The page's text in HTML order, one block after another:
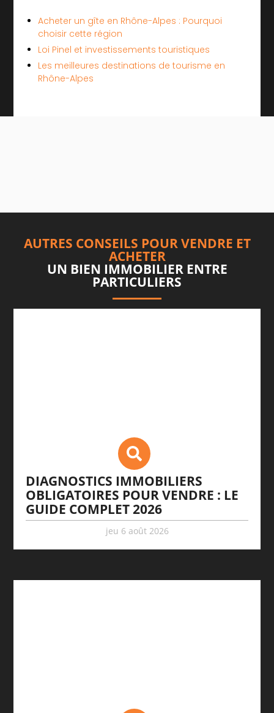
Acheter un gîte en Rhône-Alpes : Pourquoi
choisir cette région
Loi Pinel et investissements touristiques
Les meilleures destinations de tourisme en
Rhône-Alpes
AUTRES CONSEILS POUR VENDRE ET
ACHETER
UN BIEN IMMOBILIER ENTRE
PARTICULIERS
DIAGNOSTICS IMMOBILIERS
OBLIGATOIRES POUR VENDRE : LE
GUIDE COMPLET 2026
jeu 6 août 2026